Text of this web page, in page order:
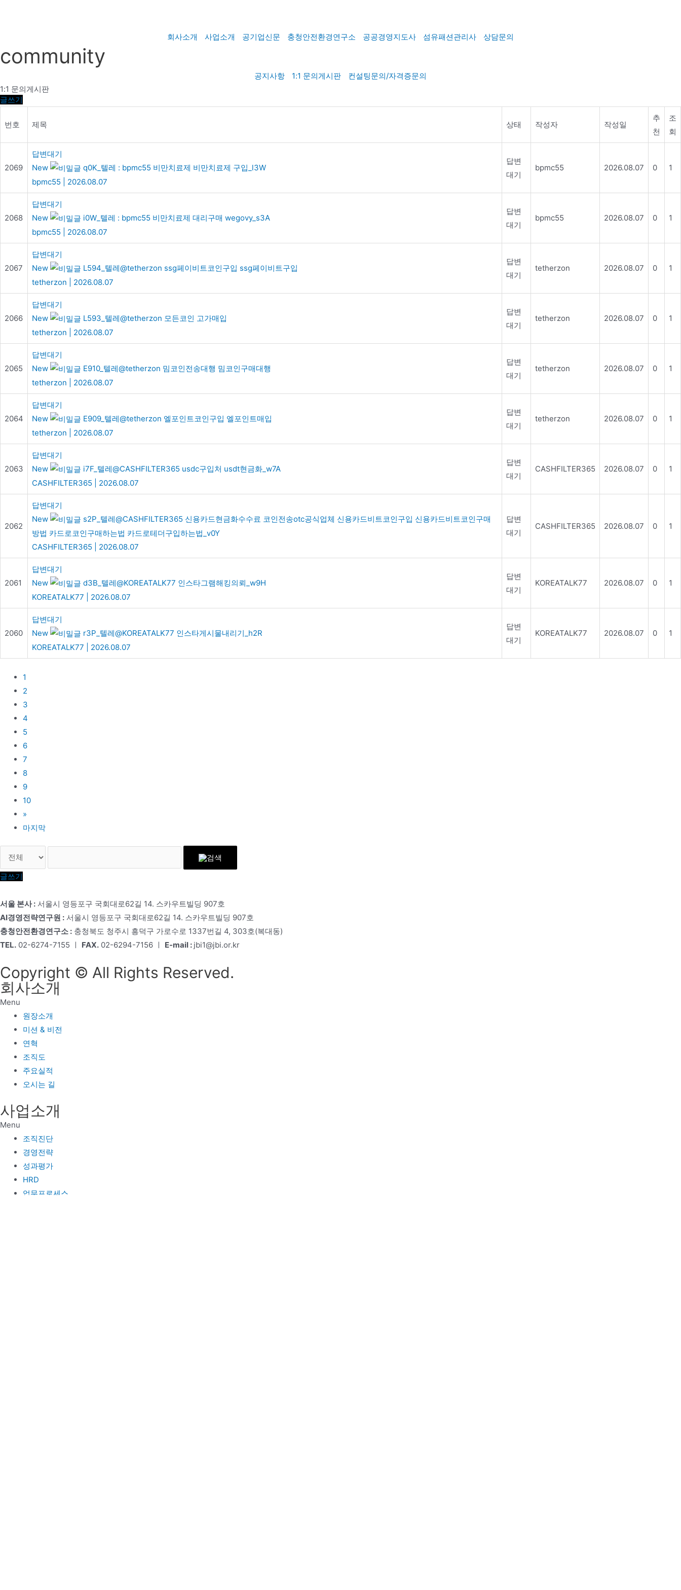
건
뛰
기
회사소개 사업소개 공기업신문 충청안전환경연구소 공공경영지도사 섬유패션관리사 상담문의
community
공지사항 1:1 문의게시판
컨설팅문의/자격증문의
1:1 문의게시판
글쓰기
번호 제목 상태 작성자 작성일
추
천
조
회
2069
답변대기
New
q0K_텔레 : bpmc55 비만치료제 비만치료제 구입_l3W
bpmc55
2026.08.07
답변
대기
bpmc55 2026.08.07 0 1
2068
답변대기
New
i0W_텔레 : bpmc55 비만치료제 대리구매 wegovy_s3A
bpmc55
2026.08.07
답변
대기
bpmc55 2026.08.07 0 1
2067
답변대기
New
L594_텔레@tetherzon ssg페이비트코인구입 ssg페이비트구입
tetherzon
2026.08.07
답변
대기
tetherzon 2026.08.07 0 1
2066
답변대기
New
L593_텔레@tetherzon 모든코인 고가매입
tetherzon
2026.08.07
답변
대기
tetherzon 2026.08.07 0 1
2065
답변대기
New
E910_텔레@tetherzon 밈코인전송대행 밈코인구매대행
tetherzon
2026.08.07
답변
대기
tetherzon 2026.08.07 0 1
2064
답변대기
New
E909_텔레@tetherzon 엘포인트코인구입 엘포인트매입
tetherzon
2026.08.07
답변
대기
tetherzon 2026.08.07 0 1
2063
답변대기
New
i7F_텔레@CASHFILTER365 usdc구입처 usdt현금화_w7A
CASHFILTER365
2026.08.07
답변
대기
CASHFILTER365 2026.08.07 0 1
2062
답변대기
New
s2P_텔레@CASHFILTER365 신용카드현금화수수료 코인전송otc공식업체 신용카드비트코인구입 신용카드비트코인구매
방법 카드로코인구매하는법 카드로테더구입하는법_v0Y
CASHFILTER365
2026.08.07
답변
대기
CASHFILTER365 2026.08.07 0 1
2061
답변대기
New
d3B_텔레@KOREATALK77 인스타그램해킹의뢰_w9H
KOREATALK77
2026.08.07
답변
대기
KOREATALK77 2026.08.07 0 1
2060
답변대기
New
r3P_텔레@KOREATALK77 인스타게시물내리기_h2R
KOREATALK77
2026.08.07
답변
대기
KOREATALK77 2026.08.07 0 1
1
2
3
4
5
6
7
8
9
10
»
마지막
글쓰기
서울 본사 : 서울시 영등포구 국회대로62길 14. 스카우트빌딩 907호
AI경영전략연구원 : 서울시 영등포구 국회대로62길 14. 스카우트빌딩 907호
충청안전환경연구소 : 충청북도 청주시 흥덕구 가로수로 1337번길 4, 303호(복대동)
TEL. 02-6274-7155 ㅣ FAX. 02-6294-7156 ㅣ E-mail : jbi1@jbi.or.kr
Copyright © All Rights Reserved.
회사소개
Menu
원장소개
미션 & 비전
연혁
조직도
주요실적
오시는 길
사업소개
Menu
조직진단
경영전략
성과평가
HRD
업무프로세스